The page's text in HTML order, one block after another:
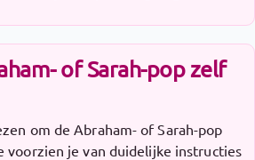
of Sarah-pop zelf
om de Abraham- of Sarah-pop
voorzien je van duidelijke instructies